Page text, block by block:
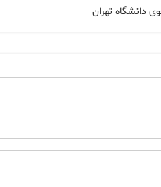
دانشگاه تهران